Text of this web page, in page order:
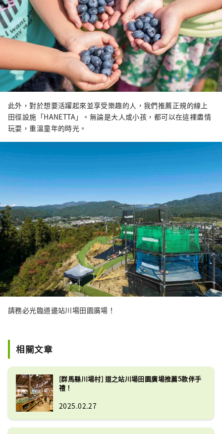
此外，對於想要活躍起來並享受樂趣的人，我們推薦正規的線上
田徑設施「HANETTA」。無論是大人或小孩，都可以在這裡盡情
玩耍，重溫童年的時光。
請務必光臨道邊站川場田園廣場！
相關文章
[群馬縣川場村] 道之站川場田園廣場推薦5款伴手
禮！
2025.02.27